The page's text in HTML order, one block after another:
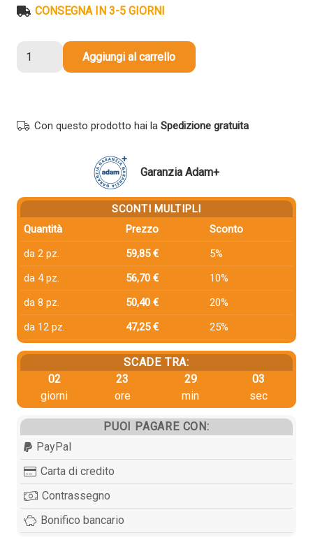
CONSEGNA IN 3-5 GIORNI
compatibile
NERO
Aggiungi al carrello
Con questo prodotto hai la Spedizione gratuita
Garanzia Adam+
SCONTI MULTIPLI
Quantità
Prezzo
Sconto
da 2 pz.
59,85 €
5%
da 4 pz.
56,70 €
10%
da 8 pz.
50,40 €
20%
da 12 pz.
47,25 € 25%
SCADE TRA:
02
giorni
23
ore
29
min
03
sec
PUOI PAGARE CON:
PayPal
Carta di credito
Contrassegno
Bonifico bancario